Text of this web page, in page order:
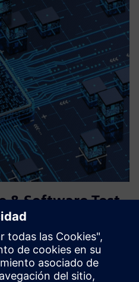
& Software Test
HiL)
for virtual testing and
– from requirements
execution and analysis.